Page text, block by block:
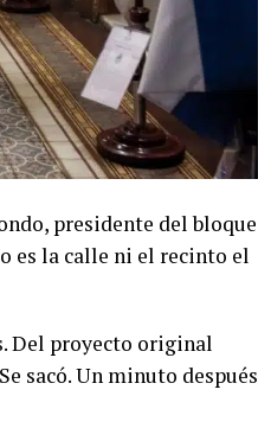
presidente del bloque
es la calle ni el recinto el
Del proyecto original
sacó. Un minuto después